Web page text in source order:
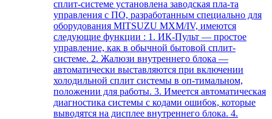
сплит-системе установлена заводская пла-та
управления с ПО, разработанным специально для
оборудования MITSUZU MXM/IV, имеются
следующие функции : 1. ИК-Пульт — простое
управление, как в обычной бытовой сплит-
системе. 2. Жалюзи внутреннего блока —
автоматически выставляются при включении
холодильной сплит системы в оп-тимальном,
положении для работы. 3. Имеется автоматическая
диагностика системы с кодами ошибок, которые
выводятся на дисплее внутреннего блока. 4.